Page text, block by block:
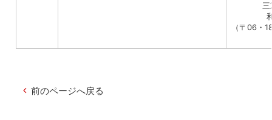
（〒06・
前のページへ戻る